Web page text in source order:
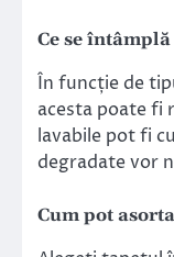
Ce se
În funcție de
acesta poate fi
lavabile pot fi
degradate vor
Cum pot